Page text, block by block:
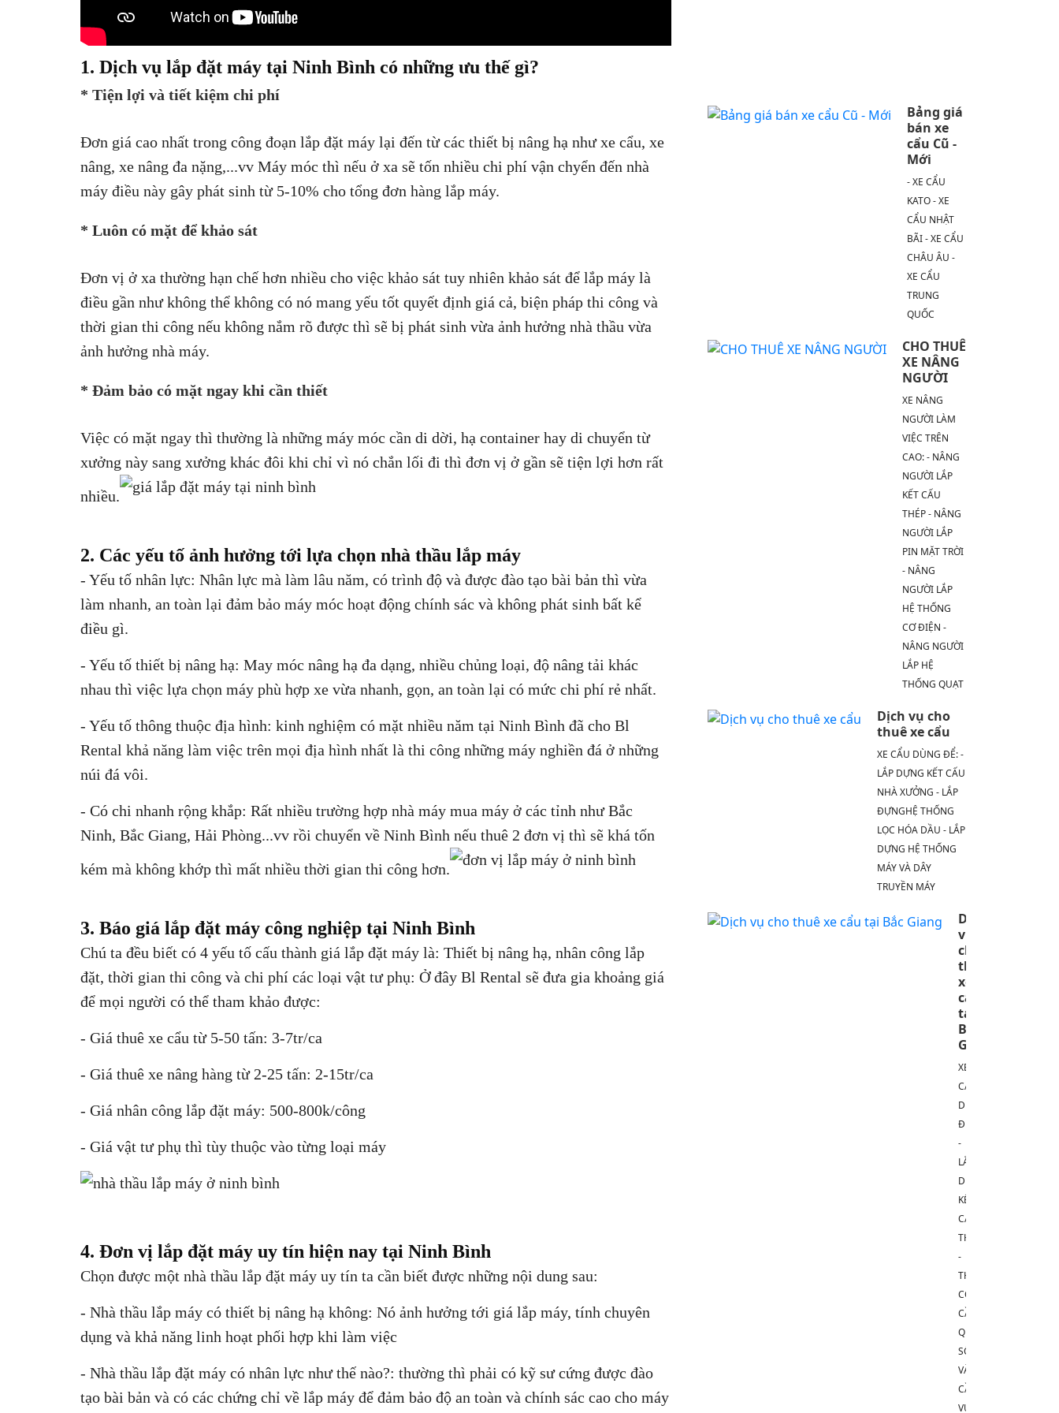
1. Dịch vụ lắp đặt máy tại Ninh Bình có những ưu thế gì?
* Tiện lợi và tiết kiệm chi phí
Đơn giá cao nhất trong công đoạn lắp đặt máy lại đến từ các thiết bị nâng hạ như xe cẩu, xe
nâng, xe nâng đa nặng,...vv Máy móc thì nếu ở xa sẽ tốn nhiều chi phí vận chyển đến nhà
máy điều này gây phát sinh từ 5-10% cho tổng đơn hàng lắp máy.
* Luôn có mặt để khảo sát
Đơn vị ở xa thường hạn chế hơn nhiều cho việc khảo sát tuy nhiên khảo sát để lắp máy là
điều gần như không thể không có nó mang yếu tốt quyết định giá cả, biện pháp thi công và
thời gian thi công nếu không nắm rõ được thì sẽ bị phát sinh vừa ảnh hưởng nhà thầu vừa
ảnh hưởng nhà máy.
* Đảm bảo có mặt ngay khi cần thiết
Việc có mặt ngay thì thường là những máy móc cần di dời, hạ container hay di chuyển từ
xưởng này sang xưởng khác đôi khi chỉ vì nó chắn lối đi thì đơn vị ở gần sẽ tiện lợi hơn rất
nhiều.
2. Các yếu tố ảnh hưởng tới lựa chọn nhà thầu lắp máy
- Yếu tố nhân lực: Nhân lực mà làm lâu năm, có trình độ và được đào tạo bài bản thì vừa
làm nhanh, an toàn lại đảm bảo máy móc hoạt động chính sác và không phát sinh bất kể
điều gì.
- Yếu tố thiết bị nâng hạ: May móc nâng hạ đa dạng, nhiều chủng loại, độ nâng tải khác
nhau thì việc lựa chọn máy phù hợp xe vừa nhanh, gọn, an toàn lại có mức chi phí rẻ nhất.
- Yếu tố thông thuộc địa hình: kinh nghiệm có mặt nhiều năm tại Ninh Bình đã cho Bl
Rental khả năng làm việc trên mọi địa hình nhất là thi công những máy nghiền đá ở những
núi đá vôi.
- Có chi nhanh rộng khắp: Rất nhiều trường hợp nhà máy mua máy ở các tỉnh như Bắc
Ninh, Bắc Giang, Hải Phòng...vv rồi chuyển về Ninh Bình nếu thuê 2 đơn vị thì sẽ khá tốn
kém mà không khớp thì mất nhiều thời gian thi công hơn.
3. Báo giá lắp đặt máy công nghiệp tại Ninh Bình
Chú ta đều biết có 4 yếu tố cấu thành giá lắp đặt máy là: Thiết bị nâng hạ, nhân công lắp
đặt, thời gian thi công và chi phí các loại vật tư phụ: Ở đây Bl Rental sẽ đưa gia khoảng giá
để mọi người có thể tham khảo được:
- Giá thuê xe cẩu từ 5-50 tấn: 3-7tr/ca
- Giá thuê xe nâng hàng từ 2-25 tấn: 2-15tr/ca
- Giá nhân công lắp đặt máy: 500-800k/công
- Giá vật tư phụ thì tùy thuộc vào từng loại máy
4. Đơn vị lắp đặt máy uy tín hiện nay tại Ninh Bình
Chọn được một nhà thầu lắp đặt máy uy tín ta cần biết được những nội dung sau:
- Nhà thầu lắp máy có thiết bị nâng hạ không: Nó ảnh hưởng tới giá lắp máy, tính chuyên
dụng và khả năng linh hoạt phối hợp khi làm việc
- Nhà thầu lắp đặt máy có nhân lực như thế nào?: thường thì phải có kỹ sư cứng được đào
tạo bài bản và có các chứng chỉ về lắp máy để đảm bảo độ an toàn và chính sác cao cho máy
Bảng giá
bán xe
cẩu Cũ -
Mới
- XE CẨU
KATO - XE
CẨU NHẬT
BÃI - XE CẨU
CHÂU ÂU -
XE CẨU
TRUNG
QUỐC
CHO THUÊ
XE NÂNG
NGƯỜI
XE NÂNG
NGƯỜI LÀM
VIỆC TRÊN
CAO: - NÂNG
NGƯỜI LẮP
KẾT CẤU
THÉP - NÂNG
NGƯỜI LẮP
PIN MẶT TRỜI
- NÂNG
NGƯỜI LẮP
HỆ THỐNG
CƠ ĐIỆN -
NÂNG NGƯỜI
LẮP HỆ
THỐNG QUẠT
Dịch vụ cho
thuê xe cẩu
XE CẨU DÙNG ĐỂ: -
LẮP DỰNG KẾT CẤU
NHÀ XƯỞNG - LẮP
ĐỰNGHỆ THỐNG
LỌC HÓA DẦU - LẮP
DỰNG HỆ THỐNG
MÁY VÀ DÂY
TRUYỀN MÁY
Dịch
vụ
cho
thuê
xe
cẩu
tại
Bắc
Giang
XE
CẨU
DÙNG
ĐỂ:
-
LẮP
DỰNG
KẾT
CẤU
THÉP
-
THI
CÔNG
CẦU
QUA
SÔNG
VÀ
CẦU
VƯỢT